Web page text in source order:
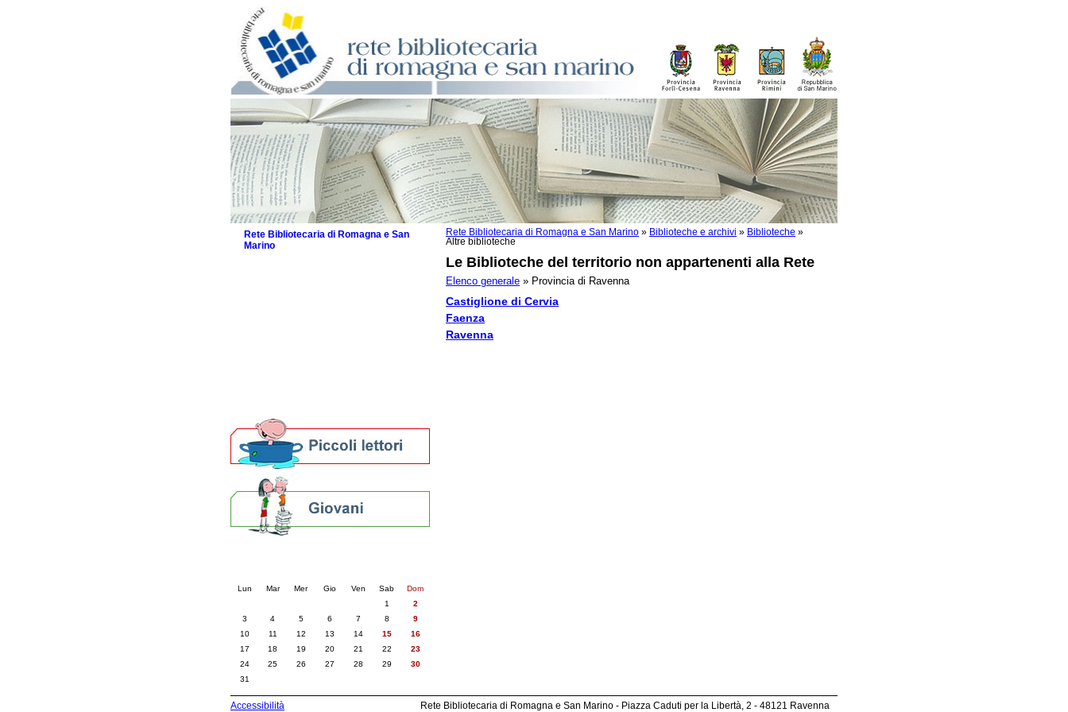
Rete Bibliotecaria di Romagna e San Marino » Biblioteche e archivi » Biblioteche »
Altre biblioteche
Le Biblioteche del territorio non appartenenti alla Rete
Elenco generale » Provincia di Ravenna
Castiglione di Cervia
Faenza
Ravenna
Rete Bibliotecaria di Romagna e San
Marino
Lun Mar Mer Gio Ven Sab
Dom
1
2
3
4 5 6 7 8
9
10
11 12 13 14 15
16
17
18 19 20 21 22
23
24
25 26 27 28 29
30
31
Accessibilità
Rete Bibliotecaria di Romagna e San Marino - Piazza Caduti per la Libertà, 2 - 48121 Ravenna